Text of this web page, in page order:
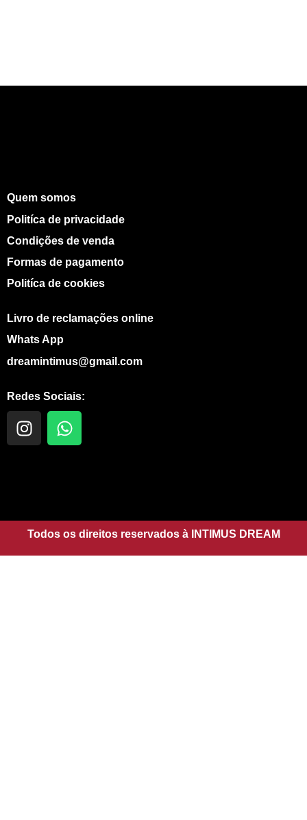
Quem somos
Politíca de privacidade
Condições de venda
Formas de pagamento
Politíca de cookies
Livro de reclamações online
Whats App
dreamintimus@gmail.com
Redes Sociais:
I
n
r
a
m
W
h
p
p
Todos os direitos reservados à INTIMUS DREAM